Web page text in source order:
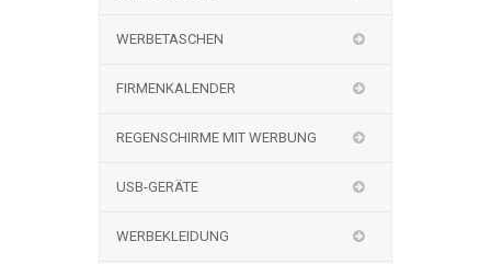
WERBETASCHEN
FIRMENKALENDER
REGENSCHIRME MIT WERBUNG
USB-GERÄTE
WERBEKLEIDUNG